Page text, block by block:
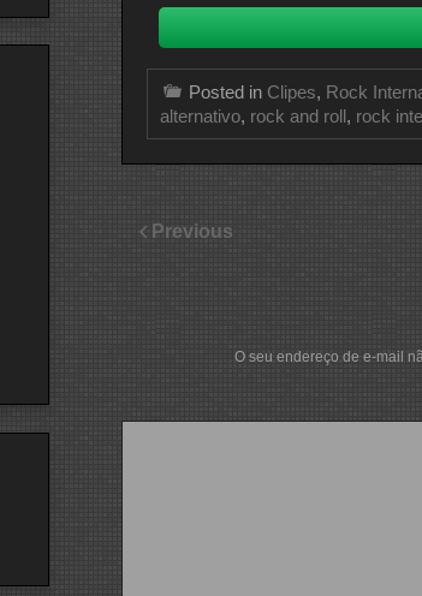
Posted in Clipes, Rock
alternativo, rock and roll, rock
Previous
O seu endereço de e-mail